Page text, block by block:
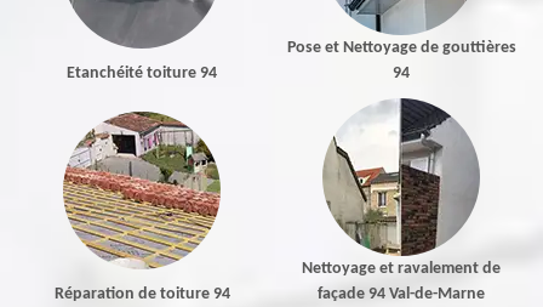
Etanchéité toiture 94
Pose et Nettoyage de gouttières
94
Réparation de toiture 94
Nettoyage et ravalement de
façade 94 Val-de-Marne